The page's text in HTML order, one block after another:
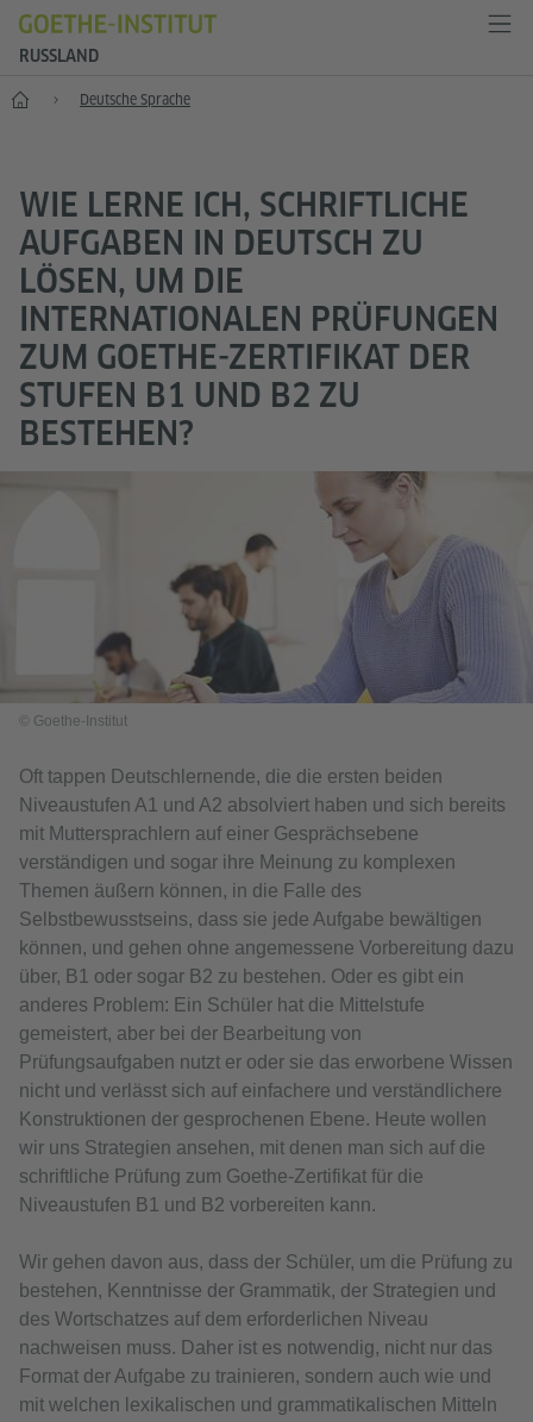
RUSSLAND
Start Deutsche Sprache
WIE LERNE ICH, SCHRIFTLICHE
AUFGABEN IN DEUTSCH ZU
LÖSEN, UM DIE
INTERNATIONALEN PRÜFUNGEN
ZUM GOETHE-ZERTIFIKAT DER
STUFEN B1 UND B2 ZU
BESTEHEN?
© Goethe-Institut
Oft tappen Deutschlernende, die die ersten beiden
Niveaustufen A1 und A2 absolviert haben und sich bereits
mit Muttersprachlern auf einer Gesprächsebene
verständigen und sogar ihre Meinung zu komplexen
Themen äußern können, in die Falle des
Selbstbewusstseins, dass sie jede Aufgabe bewältigen
können, und gehen ohne angemessene Vorbereitung dazu
über, B1 oder sogar B2 zu bestehen. Oder es gibt ein
anderes Problem: Ein Schüler hat die Mittelstufe
gemeistert, aber bei der Bearbeitung von
Prüfungsaufgaben nutzt er oder sie das erworbene Wissen
nicht und verlässt sich auf einfachere und verständlichere
Konstruktionen der gesprochenen Ebene. Heute wollen
wir uns Strategien ansehen, mit denen man sich auf die
schriftliche Prüfung zum Goethe-Zertifikat für die
Niveaustufen B1 und B2 vorbereiten kann.
Wir gehen davon aus, dass der Schüler, um die Prüfung zu
bestehen, Kenntnisse der Grammatik, der Strategien und
des Wortschatzes auf dem erforderlichen Niveau
nachweisen muss. Daher ist es notwendig, nicht nur das
Format der Aufgabe zu trainieren, sondern auch wie und
mit welchen lexikalischen und grammatikalischen Mitteln